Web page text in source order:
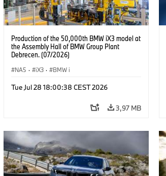
Production of the 50,000th BMW iX3 model at
the Assembly Hall of BMW Group Plant
Debrecen. (07/2026)
NA5 · iX3 · BMW i
Tue Jul 28 18:00:38 CEST 2026
3,97 MB